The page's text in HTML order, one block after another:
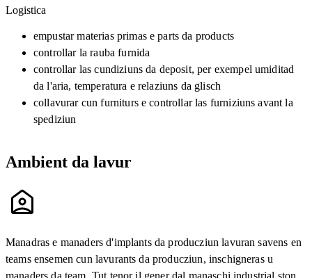
Logistica
empustar materias primas e parts da products
controllar la rauba furnida
controllar las cundiziuns da deposit, per exempel umiditad
da l'aria, temperatura e relaziuns da glisch
collavurar cun furniturs e controllar las furniziuns avant la
spediziun
Ambient da lavur
Manadras e manaders d'implants da producziun lavuran savens en
teams ensemen cun lavurants da producziun, inschigneras u